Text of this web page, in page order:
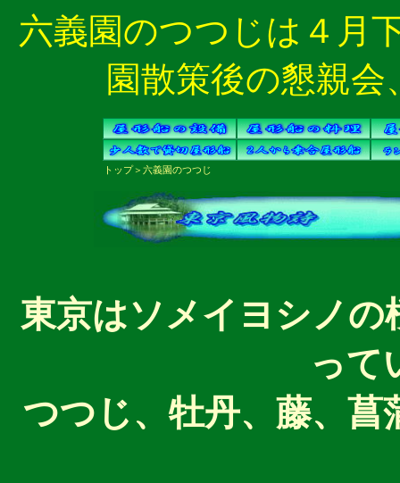
六義園のつつじは４月
園散策後の懇親
トップ＞ 六義園のつつじ
東京はソメイヨシノの
って
つつじ、牡丹、藤、